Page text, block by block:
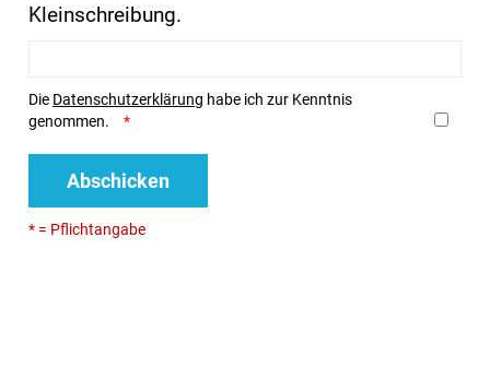
Kleinschreibung.
Die Datenschutzerklärung habe ich zur Kenntnis
genommen.
Abschicken
* = Pflichtangabe